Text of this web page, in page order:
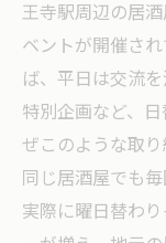
王寺駅周辺の居
ベントが開催さ
ば、平日は交流
特別企画など、
ぜこのような取
同じ居酒屋でも
実際に曜日替わ